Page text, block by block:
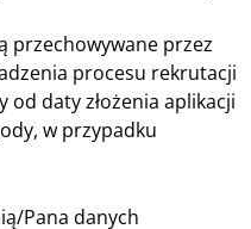
przechowywane przez
procesu rekrutacji
od daty złożenia aplikacji
w przypadku
Pana danych